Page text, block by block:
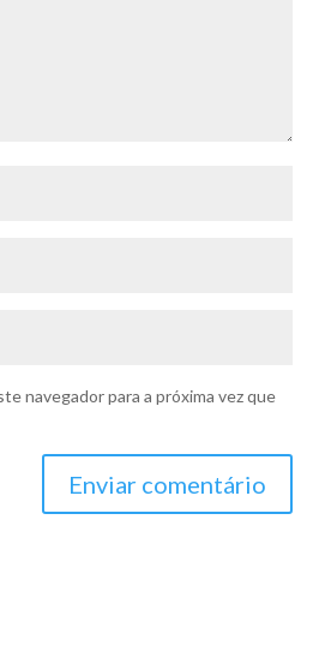
navegador para a próxima vez que
Enviar comentário